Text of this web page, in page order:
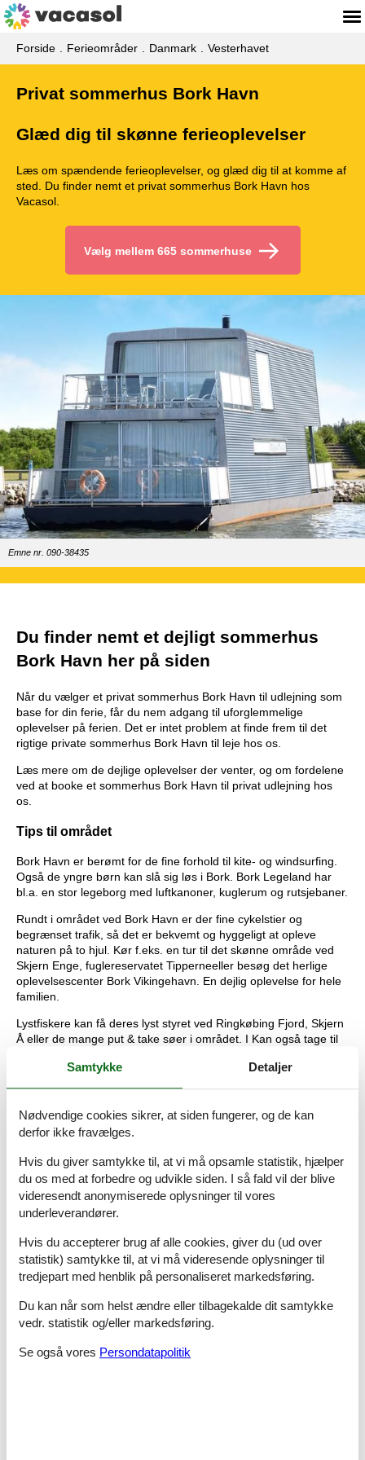
Forside Ferieområder Danmark Vesterhavet
Privat sommerhus Bork Havn
Glæd dig til skønne ferieoplevelser
Læs om spændende ferieoplevelser, og glæd dig til at komme af
sted. Du finder nemt et privat sommerhus Bork Havn hos
Vacasol.
Vælg mellem 665 sommerhuse
Emne nr. 090-38435
Du finder nemt et dejligt sommerhus
Bork Havn her på siden
Når du vælger et privat sommerhus Bork Havn til udlejning som
base for din ferie, får du nem adgang til uforglemmelige
oplevelser på ferien. Det er intet problem at finde frem til det
rigtige private sommerhus Bork Havn til leje hos os.
Læs mere om de dejlige oplevelser der venter, og om fordelene
ved at booke et sommerhus Bork Havn til privat udlejning hos
os.
Tips til området
Bork Havn er berømt for de fine forhold til kite- og windsurfing.
Også de yngre børn kan slå sig løs i Bork. Bork Legeland har
bl.a. en stor legeborg med luftkanoner, kuglerum og rutsjebaner.
Rundt i området ved Bork Havn er der fine cykelstier og
begrænset trafik, så det er bekvemt og hyggeligt at opleve
naturen på to hjul. Kør f.eks. en tur til det skønne område ved
Skjern Enge, fuglereservatet Tipperneeller besøg det herlige
oplevelsescenter Bork Vikingehavn. En dejlig oplevelse for hele
familien.
Lystfiskere kan få deres lyst styret ved Ringkøbing Fjord, Skjern
Å eller de mange put & take søer i området. I Kan også tage til
molen. Mulighederne er uendelige.
vandet både er meget lavt og roligt. Er det ikke strandvejr, vil
børnene elske at besøge Bork Legeland, der er et stort
indendørs legeland med sjov for børn i alle aldre.
Holder I ferie ved Bork Havn, er I tæt på de skønne sandstrande
ved Vesterhavet. Strande som disse finder I ikke andre steder.
Besøg også fiskeribyen Hvide Sande og den gamle skønne
købstad Ringkøbing. Mellem Nymindegab og Nr. Nebel ligger
underholdning nok for hele familien til en hel regnvejrsdag.
Dine fordele hos Vacasol
Privat sommerhusudlejning Bork Havn: Det største udvalg
sommerhuse, og derfor kan du uden videre finde dit sommerhus
Samtykke Detaljer
Nødvendige cookies sikrer, at siden fungerer, og de kan
derfor ikke fravælges.
Hvis du giver samtykke til, at vi må opsamle statistik, hjælper
du os med at forbedre og udvikle siden. I så fald vil der blive
videresendt anonymiserede oplysninger til vores
underleverandører.
Hvis du accepterer brug af alle cookies, giver du (ud over
statistik) samtykke til, at vi må videresende oplysninger til
tredjepart med henblik på personaliseret markedsføring.
Du kan når som helst ændre eller tilbagekalde dit samtykke
vedr. statistik og/eller markedsføring.
Se også vores Persondatapolitik